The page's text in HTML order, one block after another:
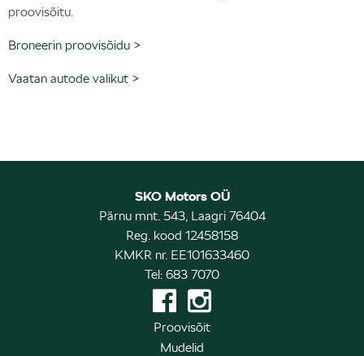
proovisõitu.
Broneerin proovisõidu >
Vaatan autode valikut >
SKO Motors OÜ
Pärnu mnt. 543, Laagri 76404
Reg. kood 12458158
KMKR nr. EE101633460
Tel: 683 7070
Proovisõit
Mudelid